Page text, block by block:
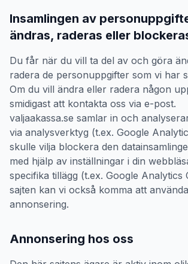
Insamlingen av
ändras, raderas eller
Du får när du vill ta del av och göra
radera de personuppgifter som vi har
Om du vill ändra eller radera någon
smidigast att kontakta oss via e-post.
valjaakassa.se samlar in och
via analysverktyg (t.ex. Google
skulle vilja blockera den
med hjälp av inställningar i din
specifika tillägg (t.ex. Google Analytics
sajten kan vi också komma att
annonsering.
Annonsering hos oss